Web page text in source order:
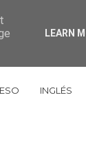
INGLÉS
LEARN